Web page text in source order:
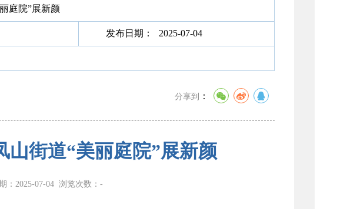
庭院”展新颜
发布日期： 2025-07-04
分享到 ：
山街道“美丽庭院”展新颜
：2025-07-04 浏览次数： -